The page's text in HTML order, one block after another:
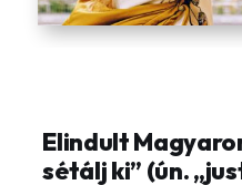
Elindult
sétálj ki” (ún.